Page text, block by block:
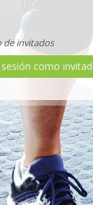
de invitados